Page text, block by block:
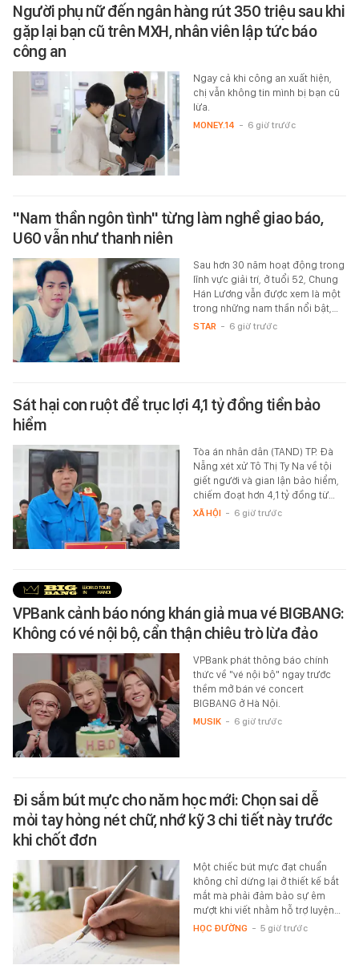
Người phụ nữ đến ngân hàng rút 350 triệu sau khi
gặp lại bạn cũ trên MXH, nhân viên lập tức báo
công an
Ngay cả khi công an xuất hiện,
chị vẫn không tin mình bị bạn cũ
lừa.
MONEY.14 - 6 giờ trước
"Nam thần ngôn tình" từng làm nghề giao báo,
U60 vẫn như thanh niên
Sau hơn 30 năm hoạt động trong
lĩnh vực giải trí, ở tuổi 52, Chung
Hán Lương vẫn được xem là một
trong những nam thần nổi bật,…
STAR - 6 giờ trước
Sát hại con ruột để trục lợi 4,1 tỷ đồng tiền bảo
hiểm
Tòa án nhân dân (TAND) TP. Đà
Nẵng xét xử Tô Thị Ty Na về tội
giết người và gian lận bảo hiểm,
chiếm đoạt hơn 4,1 tỷ đồng từ…
XÃ HỘI - 6 giờ trước
VPBank cảnh báo nóng khán giả mua vé BIGBANG:
Không có vé nội bộ, cẩn thận chiêu trò lừa đảo
VPBank phát thông báo chính
thức về "vé nội bộ" ngay trước
thềm mở bán vé concert
BIGBANG ở Hà Nội.
MUSIK - 6 giờ trước
Đi sắm bút mực cho năm học mới: Chọn sai dễ
mỏi tay hỏng nét chữ, nhớ kỹ 3 chi tiết này trước
khi chốt đơn
Một chiếc bút mực đạt chuẩn
không chỉ dừng lại ở thiết kế bắt
mắt mà phải đảm bảo sự êm
mượt khi viết nhằm hỗ trợ luyện…
HỌC ĐƯỜNG - 5 giờ trước